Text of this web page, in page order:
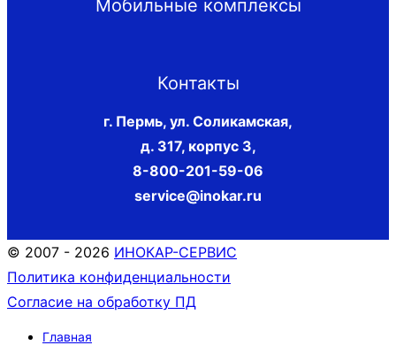
Мобильные комплексы
Контакты
г. Пермь, ул. Соликамская,
д. 317, корпус 3,
8-800-201-59-06
service@inokar.ru
© 2007 - 2026 ИНОКАР-СЕРВИС
Политика конфиденциальности
Согласие на обработку ПД
Главная